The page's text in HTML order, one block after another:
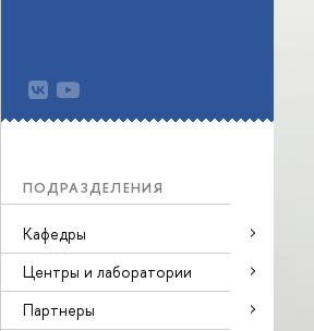
ПОДРАЗДЕЛЕНИЯ
Кафедры
Центры и лаборатории
Партнеры